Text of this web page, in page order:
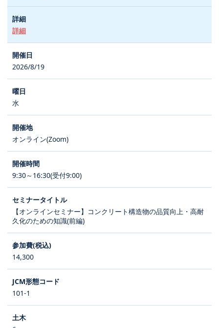
詳細
2026/8/19
水
オンライン(Zoom)
9:30～16:30(受付9:00)
【オンラインセミナー】コンクリート構造物の品質向上・高耐
久化のための知識(前編)
14,300
101-1